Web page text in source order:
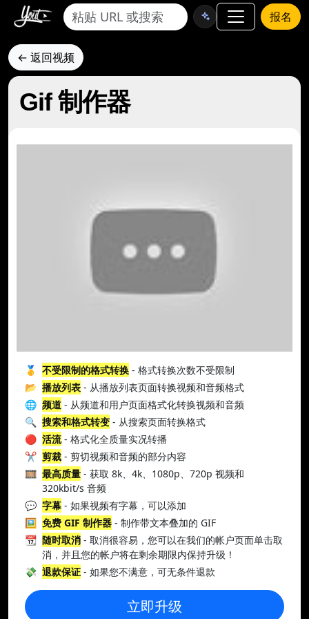
报名
← 返回视频
Gif 制作器
🥇 不受限制的格式转换 - 格式转换次数不受限制
📂 播放列表 - 从播放列表页面转换视频和音频格式
🌐 频道 - 从频道和用户页面格式化转换视频和音频
🔍 搜索和格式转变 - 从搜索页面转换格式
🔴 活流- 格式化全质量实况转播
✂️ 剪裁 - 剪切视频和音频的部分内容
🎞️ 最高质量 - 获取 8k、4k、1080p、720p 视频和
320kbit/s 音频
💬 字幕 - 如果视频有字幕，可以添加
🖼️ 免费 GIF 制作器 - 制作带文本叠加的 GIF
📆 随时取消 - 取消很容易，您可以在我们的帐户页面单击取
消，并且您的帐户将在剩余期限内保持升级！
💸 退款保证 - 如果您不满意，可无条件退款
立即升级